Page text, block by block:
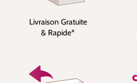
Livraison Gratuite
& Rapide*